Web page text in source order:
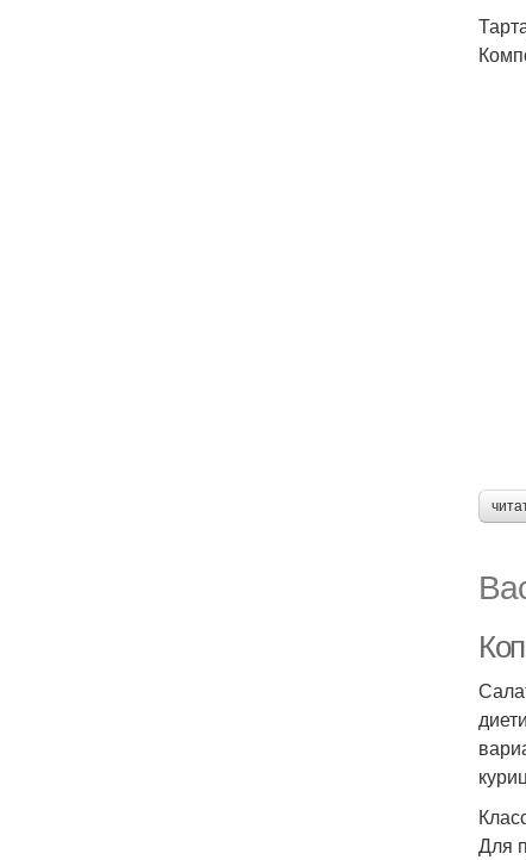
Для